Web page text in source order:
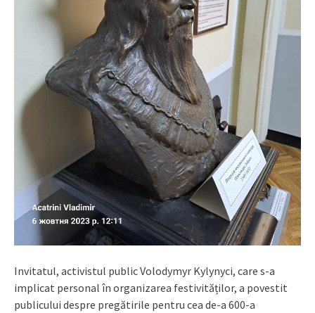
Invitatul, activistul public Volodymyr Kylynyci, care s-a
implicat personal în organizarea festivităților, a povestit
publicului despre pregătirile pentru cea de-a 600-a